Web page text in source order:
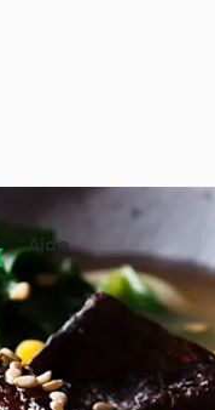
Aide